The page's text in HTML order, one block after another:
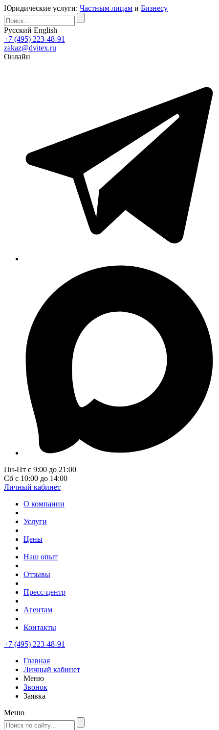
Юридические услуги: Частным лицам и Бизнесу
Русский English
+7 (495) 223-48-91
zakaz@dvitex.ru
Онлайн
Пн-Пт с 9:00 до 21:00
Сб с 10:00 до 14:00
Личный кабинет
О компании
Услуги
Цены
Наш опыт
Отзывы
Пресс-центр
Агентам
Контакты
+7 (495) 223-48-91
Главная
Личный кабинет
Меню
Звонок
Заявка
Меню